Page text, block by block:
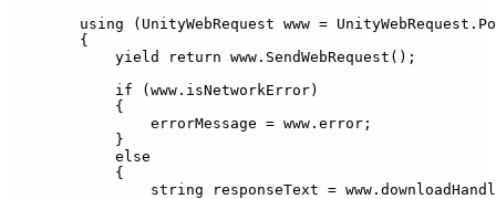
using (UnityWebRequest www =
        {
            yield return www.SendWebRequest();
            if (www.isNetworkError)
            {
                errorMessage = www.error;
            }
            else
            {
string responseText =